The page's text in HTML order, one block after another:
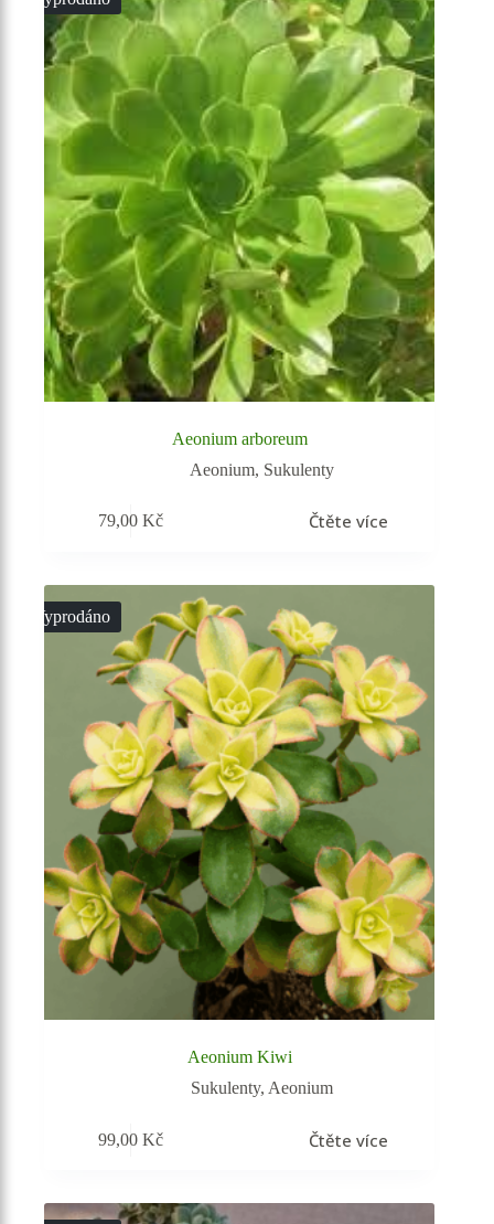
Aeonium arboreum
Aeonium, Sukulenty
79,00Kč Čtěte více
Vyprodáno
Aeonium Kiwi
Sukulenty, Aeonium
99,00Kč Čtěte více